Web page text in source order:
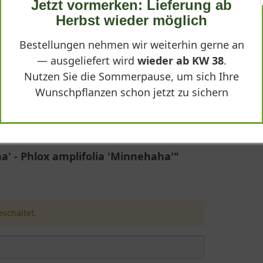
als Phlox amplifolia 'Minnehaha' bekannt und heute oft unter
horstbildenden Trieben erreicht sie eine Höhe von
Name 'Minnehaha' erinnert an die legendäre Gestalt aus
lange Blütezeit, sondern auch durch ihre Robustheit und
- Phlox amplifolia 'Minnehaha'"
Jetzt vormerken: Lieferung ab
Herbst wieder möglich
Bestellungen nehmen wir weiterhin gerne an
— ausgeliefert wird wieder ab KW 38.
Nutzen Sie die Sommerpause, um sich Ihre
Wunschpflanzen schon jetzt zu sichern